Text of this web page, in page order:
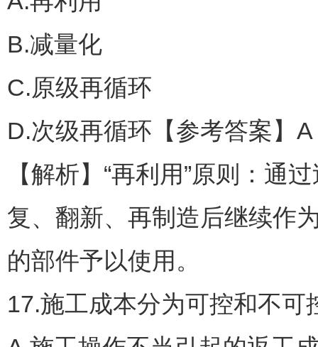
B.减量化
C.原级再循环
D.次级再循环【参考答案】A
【解析】“再利用”原则：通
复、翻新、再制造后继续作
的部件予以使用。
17.施工成本分为可控和不